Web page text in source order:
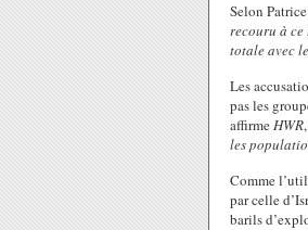
Selon
recouru à
totale avec
Les
pas les
affirmeHWR
les
Comme
par celle
barils